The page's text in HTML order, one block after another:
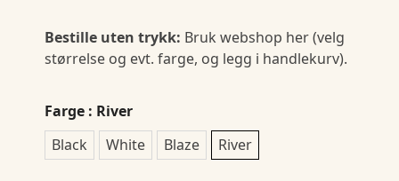
Bestille uten trykk: Bruk webshop her (velg
størrelse og evt. farge, og legg i handlekurv).
Farge : River
Black
White Blaze River